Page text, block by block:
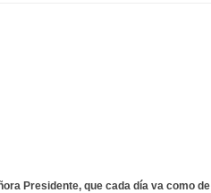
Presidente, que cada día va como de